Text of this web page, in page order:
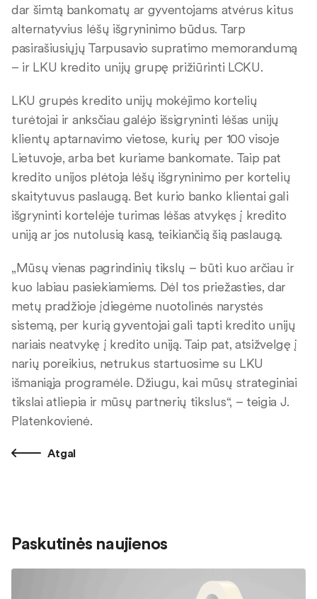
dar šimtą bankomatų ar gyventojams atvėrus kitus
alternatyvius lėšų išgryninimo būdus. Tarp
pasirašiusiųjų Tarpusavio supratimo memorandumą
– ir LKU kredito unijų grupę prižiūrinti LCKU.
LKU grupės kredito unijų mokėjimo kortelių
turėtojai ir anksčiau galėjo išsigryninti lėšas unijų
klientų aptarnavimo vietose, kurių per 100 visoje
Lietuvoje, arba bet kuriame bankomate. Taip pat
kredito unijos plėtoja lėšų išgryninimo per kortelių
skaitytuvus paslaugą. Bet kurio banko klientai gali
išgryninti kortelėje turimas lėšas atvykęs į kredito
uniją ar jos nutolusią kasą, teikiančią šią paslaugą.
„Mūsų vienas pagrindinių tikslų – būti kuo arčiau ir
kuo labiau pasiekiamiems. Dėl tos priežasties, dar
metų pradžioje įdiegėme nuotolinės narystės
sistemą, per kurią gyventojai gali tapti kredito unijų
nariais neatvykę į kredito uniją. Taip pat, atsižvelgę į
narių poreikius, netrukus startuosime su LKU
išmaniąja programėle. Džiugu, kai mūsų strateginiai
tikslai atliepia ir mūsų partnerių tikslus“, – teigia J.
Platenkovienė.
Atgal
Paskutinės naujienos